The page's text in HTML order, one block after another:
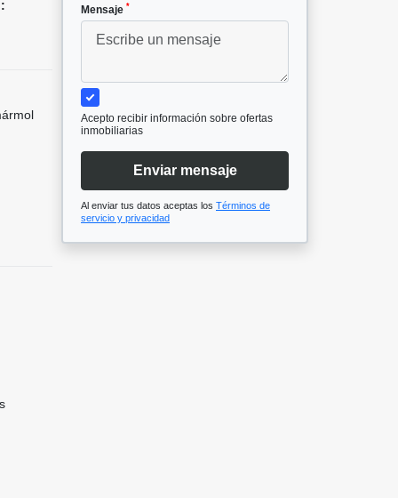
Mensaje *
Acepto recibir información sobre ofertas
inmobiliarias
Enviar mensaje
Al enviar tus datos aceptas los Términos de
servicio y privacidad